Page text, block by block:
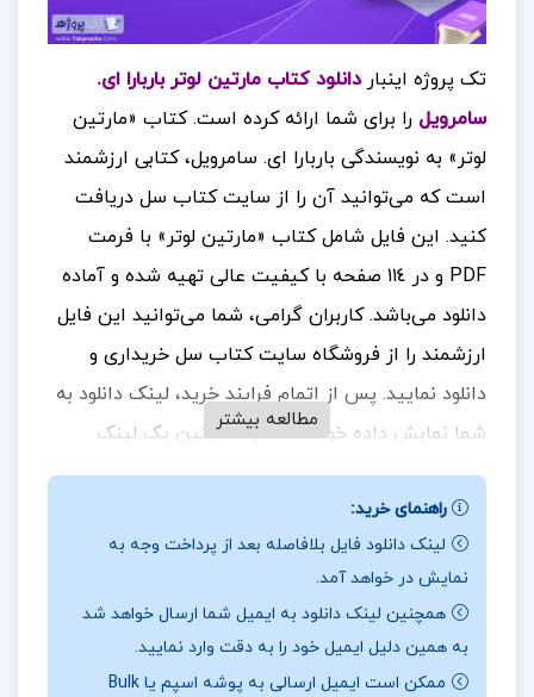
تک پروژه اینبار دانلود کتاب مارتین لوتر باربارا ای.
سامرویل را برای شما ارائه کرده است.کتاب «مارتین
لوتر» به نویسندگی باربارا ای. سامرویل، کتابی ارزشمند
است که می‌توانید آن را از سایت کتاب سل دریافت
کنید. این فایل شامل کتاب «مارتین لوتر» با فرمت
PDF و در ١١٤ صفحه با کیفیت عالی تهیه شده و آماده
دانلود می‌باشد.کاربران گرامی، شما می‌توانید این فایل
ارزشمند را از فروشگاه سایت کتاب سل خریداری و
دانلود نمایید. پس از اتمام فرایند خرید، لینک دانلود به
شما نمایش داده خواهد شد و همچنین یک لینک
دانلود به ایمیل شما ارسال می‌گردد. بنابراین، لطفاً در
هنگام خرید، دقت کافی را در وارد کردن آدرس ایمیل
خود داشته باشید تا در دریافت فایل با مشکلی مواجه
نشوید.در ادامه، بخش‌هایی از متن این فایل آورده شده
برای خرید و دانلود کتاب های بیشتر همراه
پروژه
باشید.
مطالعه بیشتر
راهنمای خرید:
لینک دانلود فایل بلافاصله بعد از پرداخت وجه به
نمایش در خواهد آمد.
همچنین لینک دانلود به ایمیل شما ارسال خواهد شد
به همین دلیل ایمیل خود را به دقت وارد نمایید.
ممکن است ایمیل ارسالی به پوشه اسپم یا Bulk